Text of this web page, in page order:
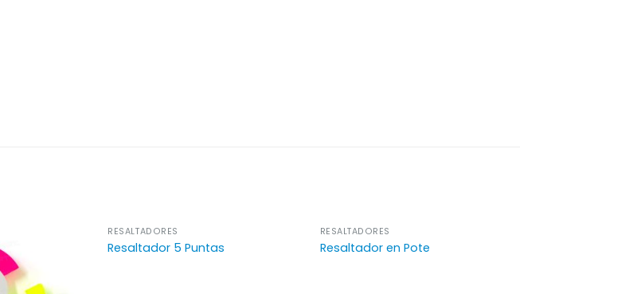
RESALTADORES
Resaltador 5 Puntas
RESALTADORES
Resaltador en Pote